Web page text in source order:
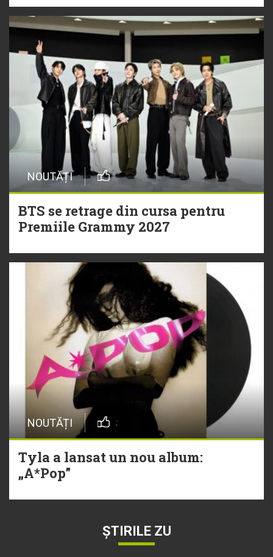
NOUTĂȚI
BTS se retrage din cursa pentru
Premiile Grammy 2027
NOUTĂȚI
Tyla a lansat un nou album:
„A*Pop”
ȘTIRILE ZU